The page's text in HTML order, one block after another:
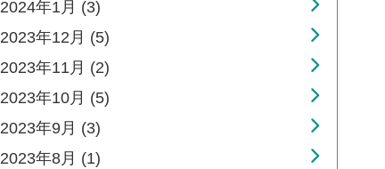
2024年1月 (3)
2023年12月 (5)
2023年11月 (2)
2023年10月 (5)
2023年9月 (3)
2023年8月 (1)